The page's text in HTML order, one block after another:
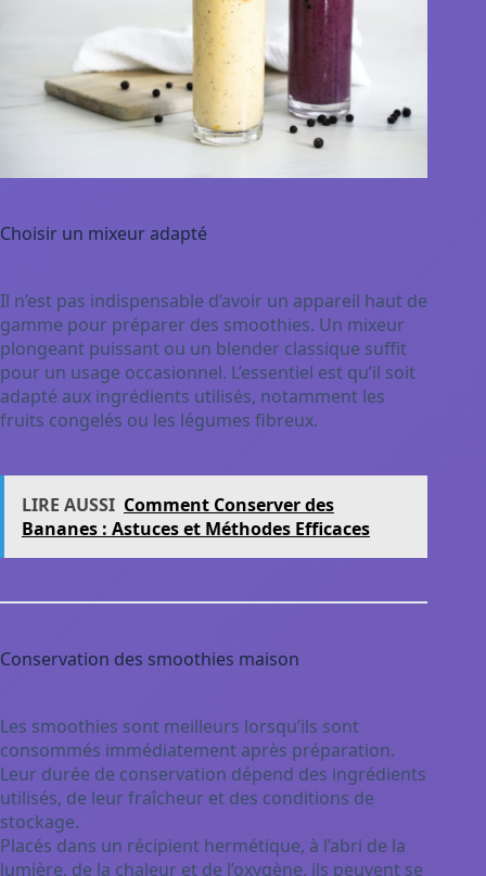
Choisir un mixeur adapté
Il n’est pas indispensable d’avoir un appareil haut de
gamme pour préparer des smoothies. Un mixeur
plongeant puissant ou un blender classique suffit
pour un usage occasionnel. L’essentiel est qu’il soit
adapté aux ingrédients utilisés, notamment les
fruits congelés ou les légumes fibreux.
LIRE AUSSI Comment Conserver des
Bananes : Astuces et Méthodes Efficaces
Conservation des smoothies maison
Les smoothies sont meilleurs lorsqu’ils sont
consommés immédiatement après préparation.
Leur durée de conservation dépend des ingrédients
utilisés, de leur fraîcheur et des conditions de
stockage.
Placés dans un récipient hermétique, à l’abri de la
lumière, de la chaleur et de l’oxygène, ils peuvent se